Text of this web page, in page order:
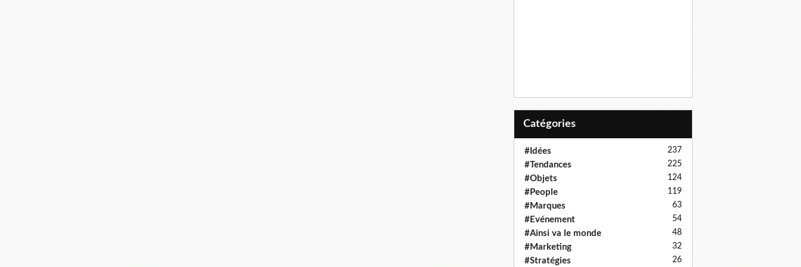
Catégories
#Idées 237
#Tendances 225
#Objets 124
#People 119
#Marques 63
#Evénement 54
#Ainsi va le monde 48
#Marketing 32
#Stratégies 26